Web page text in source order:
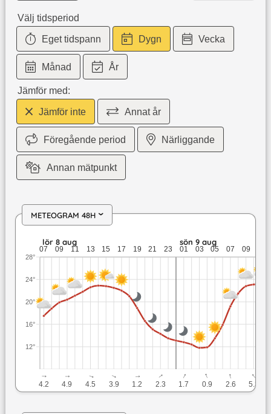
Välj tidsperiod
Eget tidspann Dygn Vecka
Månad År
Jämför med:
Jämför inte Annat år
Föregående period Närliggande
Annan mätpunkt
METEOGRAM 48H ›
lör 8 aug: 22,9 till 13,5 grader: ingen nederbörd: upp till
lör 8 aug sön 9 aug
07 09 11 13 15 17 19 21 23 01 03 05 07 09
12°
16°
20°
24°
28°
↓
4.2
↓
4.9
↓
4.5
↓
3.9
↓
1.2
↓
2.3
↓
1.7
↓
0.9
↓
2.6
↓
5.3